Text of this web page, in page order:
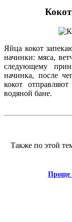
Яйца кокот
начинки: мяса,
следующему
начинка, после
кокот
водяной бане.
Также по этой
Проще